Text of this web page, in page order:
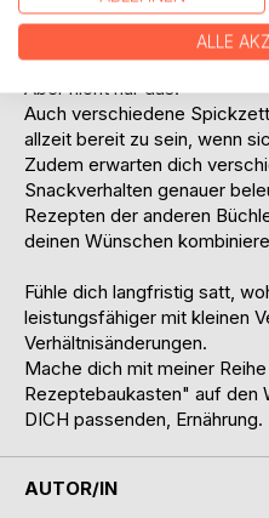
Um für deinen Snack
du hier schnelle, sättigende,
Aber nicht nur das!
Auch verschiedene
allzeit bereit zu sein, wenn
Zudem erwarten dich
Snackverhalten genauer
Rezepten der anderen
deinen Wünschen
Fühle dich langfristig satt,
leistungsfähiger mit kleinen
Verhältnisänderungen.
Mache dich mit meiner
Rezeptebaukasten" auf den
DICH passenden, Ernährung.
AUTOR/IN
ALLE